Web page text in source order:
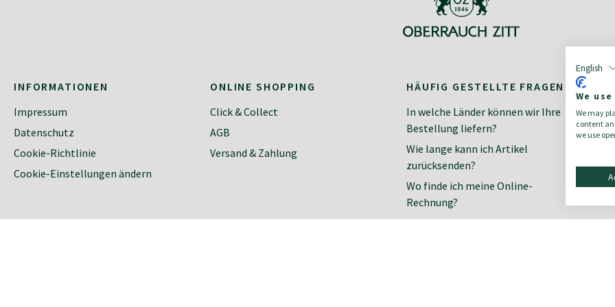
English
We
We may
content
we use
INFORMATIONEN
Impressum
Datenschutz
Cookie-Richtlinie
Cookie-Einstellungen ändern
ONLINE SHOPPING
Click & Collect
AGB
Versand & Zahlung
HÄUFIG GESTELLTE FRAGEN
In welche Länder können wir Ihre
Bestellung liefern?
Wie lange kann ich Artikel
zurücksenden?
Wo finde ich meine Online-
Rechnung?
Wie finde ich meine richtige Größe?